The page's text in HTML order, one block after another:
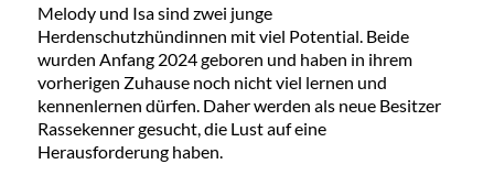
Melody und Isa sind zwei junge
Herdenschutzhündinnen mit viel Potential. Beide
wurden Anfang 2024 geboren und haben in ihrem
vorherigen Zuhause noch nicht viel lernen und
kennenlernen dürfen. Daher werden als neue Besitzer
Rassekenner gesucht, die Lust auf eine
Herausforderung haben.